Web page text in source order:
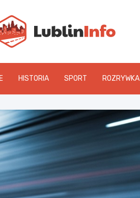
HISTORIA SPORT ROZRYWKA